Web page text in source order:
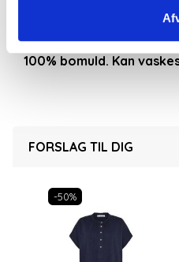
Kan styles og bruges på
100% bomuld. Kan
FORSLAG TIL DIG
-50%